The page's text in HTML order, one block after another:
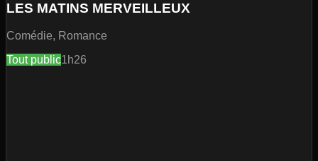
LES MATINS MERVEILLEUX
Comédie, Romance
Tout public1h26